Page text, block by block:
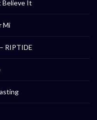
Believe It
Mi
RIPTIDE